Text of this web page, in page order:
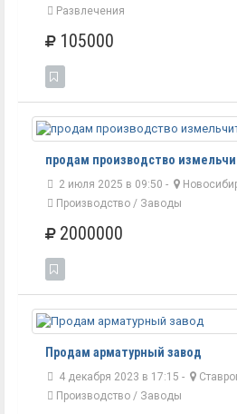
Развлечения
105000
продам производство
2 июля 2025 в 09:50 -
Производство / Заводы
2000000
Продам арматурный завод
4 декабря 2023 в 17:15 -
Производство / Заводы